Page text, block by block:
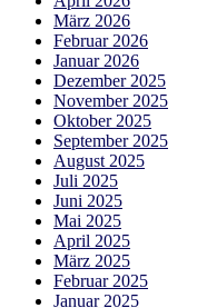
März 2026
Februar 2026
Januar 2026
Dezember 2025
November 2025
Oktober 2025
September 2025
August 2025
Juli 2025
Juni 2025
Mai 2025
April 2025
März 2025
Februar 2025
Januar 2025